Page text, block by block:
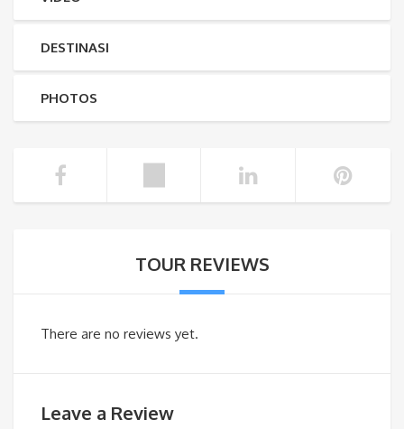
DESTINASI
PHOTOS
TOUR REVIEWS
There are no reviews yet.
Leave a Review